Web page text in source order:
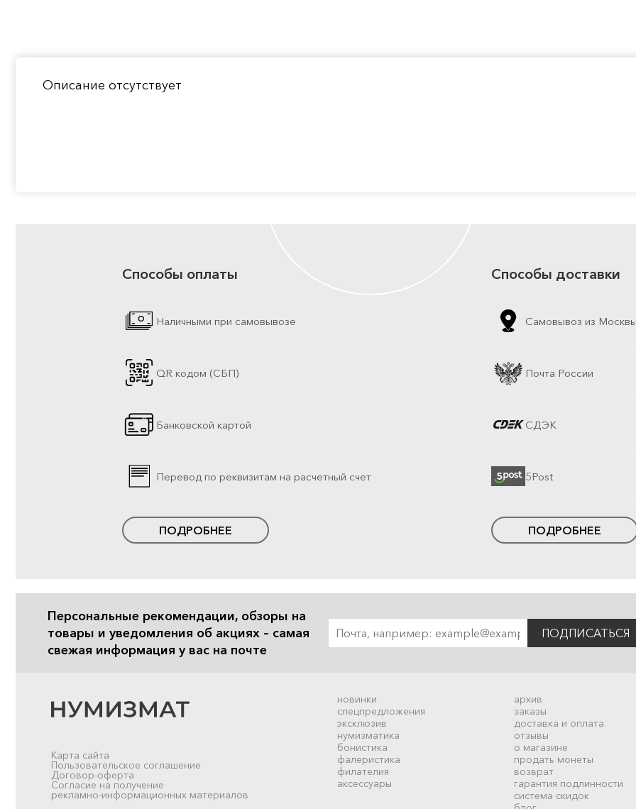
Описание отсутствует
Способы оплаты
Наличными при самовывозе
QR кодом (СБП)
Банковской картой
Перевод по реквизитам на расчетный счет
ПОДРОБНЕЕ
Способы доставки
Самовывоз из
Почта России
СДЭК
5Post
ПОДРОБНЕЕ
Персональные рекомендации, обзоры на
товары и уведомления об акциях – самая
свежая информация у вас на почте
ПОДПИСАТЬСЯ
новинки
спецпредложения
эксклюзив
нумизматика
бонистика
фалеристика
филателия
аксессуары
архив
заказы
доставка и оплата
отзывы
о магазине
продать монеты
возврат
гарантия подлинности
система скидок
Карта сайта
Пользовательское соглашение
Договор-оферта
Согласие на получение
рекламно-информационных материалов